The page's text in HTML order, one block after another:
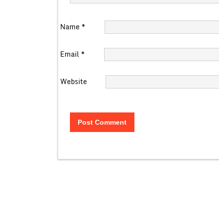
Name *
Email *
Website